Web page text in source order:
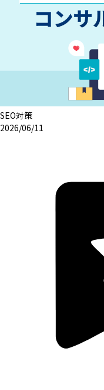
SEO対策
2026/06/11